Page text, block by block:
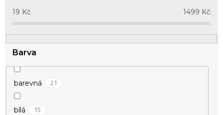
t
ů
19 Kč 1499 Kč
Barva
barevná 21
bílá 15